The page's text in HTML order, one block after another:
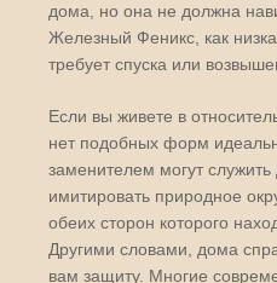
дома, но она не должна
Железный Феникс, как
требует спуска или
Если вы живете в
нет подобных форм
заменителем могут
имитировать природное
обеих сторон которого
Другими словами, дома
вам защиту. Многие